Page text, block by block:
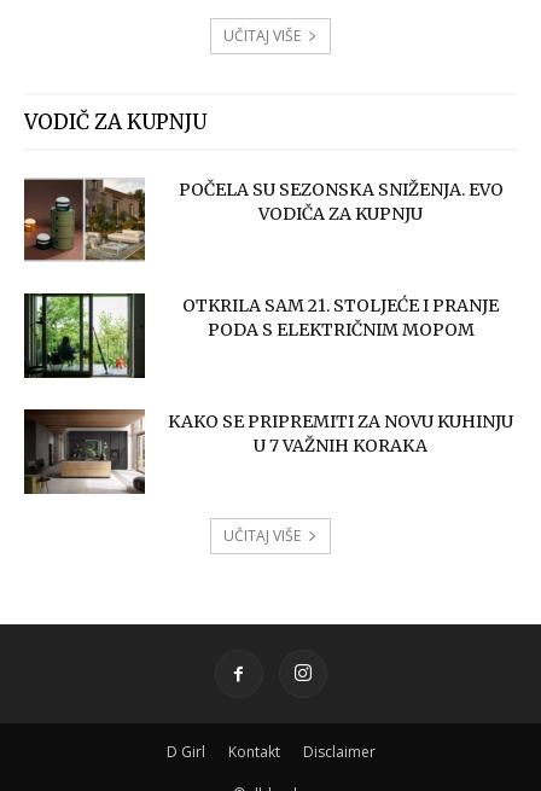
UČITAJ VIŠE
VODIČ ZA KUPNJU
POČELA SU SEZONSKA SNIŽENJA. EVO
VODIČA ZA KUPNJU
OTKRILA SAM 21. STOLJEĆE I PRANJE
PODA S ELEKTRIČNIM MOPOM
KAKO SE PRIPREMITI ZA NOVU KUHINJU
U 7 VAŽNIH KORAKA
UČITAJ VIŠE
D Girl Kontakt Disclaimer